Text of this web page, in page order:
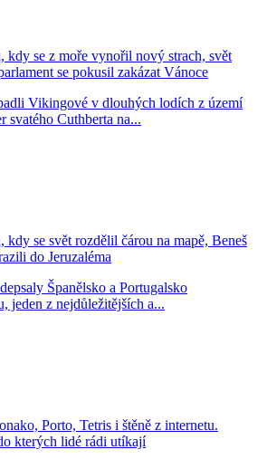
kdy se z moře vynořil nový strach, svět
se pokusil zakázat Vánoce
Vikingové v dlouhých lodích z území
svatého Cuthberta na...
kdy se svět rozdělil čárou na mapě, Beneš
do Jeruzaléma
Španělsko a Portugalsko
jeden z nejdůležitějších a...
Porto, Tetris i štěně z internetu.
kterých lidé rádi utíkají